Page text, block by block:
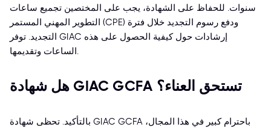
سنوات. للحفاظ على الشهادة، يجب على المختصين تجميع ساعات
التطوير المهني المستمر (CPE) ودفع رسوم التجديد خلال فترة
التجديد. توفر GIAC إرشادات حول كيفية الحصول على هذه
الساعات وتقديمها.
هل شهادة GIAC GCFA تستحق العناء؟
بالتأكيد. تحظى شهادة GIAC GCFA باحترام كبير في هذا المجال،